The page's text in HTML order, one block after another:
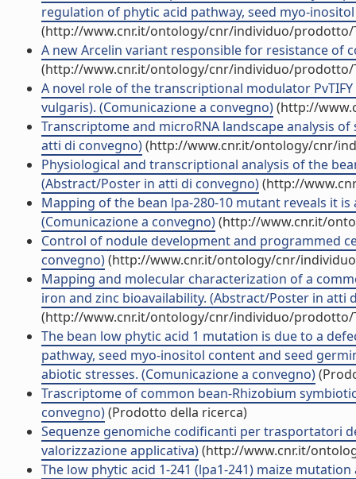
regulation of phytic acid pathway, seed myo-
(http://www.cnr.it/ontology/cnr/individuo/prodotto/
A new Arcelin variant responsible for resistance of
(http://www.cnr.it/ontology/cnr/individuo/prodotto/
A novel role of the transcriptional modulator
vulgaris). (Comunicazione a convegno)(http://
Transcriptome and microRNA landscape analysis
atti di convegno)(http://www.cnr.it/ontology/cnr/
Physiological and transcriptional analysis of the
(Abstract/Poster in atti di convegno)(http://
Mapping of the bean lpa-280-10 mutant reveals it
(Comunicazione a convegno)(http://www.cnr.it/
Control of nodule development and programmed
convegno)(http://www.cnr.it/ontology/cnr/
Mapping and molecular characterization of a
iron and zinc bioavailability. (Abstract/Poster in atti
(http://www.cnr.it/ontology/cnr/individuo/prodotto/
The bean low phytic acid 1 mutation is due to a
pathway, seed myo-inositol content and seed
abiotic stresses. (Comunicazione a convegno)
Trascriptome of common bean-Rhizobium
convegno)(Prodotto della ricerca)
Sequenze genomiche codificanti per trasportatori
valorizzazione applicativa)(http://www.cnr.it/
The low phytic acid 1-241 (lpa1-241) maize